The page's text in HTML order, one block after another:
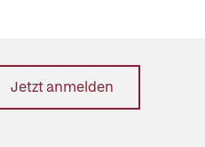
Jetzt anmelden